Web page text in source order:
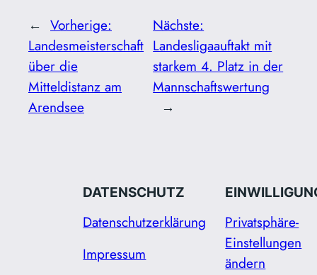
← Vorherige:
Landesmeisterschaft
über die
Mitteldistanz am
Arendsee
Nächste:
Landesligaauftakt mit
starkem 4. Platz in der
Mannschaftswertung
→
DATENSCHUTZ
Datenschutzerklärung
Impressum
Privatsphäre-
Einstellungen
ändern